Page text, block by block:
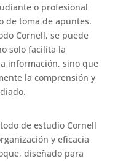
o profesional
de toma de apuntes.
Cornell, se puede
solo facilita la
información, sino que
la comprensión y
de estudio Cornell
y eficacia
diseñado para